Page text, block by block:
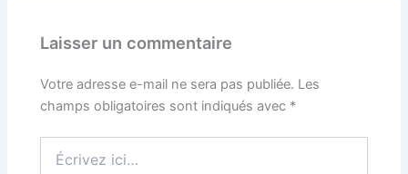
Laisser un commentaire
Votre adresse e-mail ne sera pas publiée. Les
champs obligatoires sont indiqués avec *
ici…